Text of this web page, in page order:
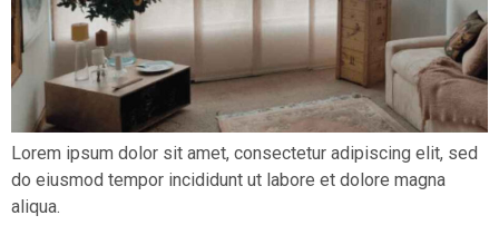
Lorem ipsum dolor sit amet, consectetur adipiscing elit, sed
do eiusmod tempor incididunt ut labore et dolore magna
aliqua.